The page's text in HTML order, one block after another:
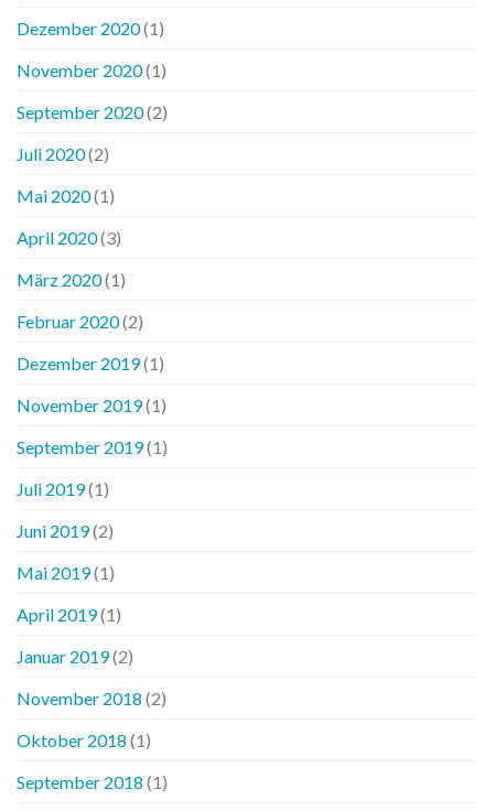
Dezember 2020(1)
November 2020(1)
September 2020(2)
Juli 2020(2)
Mai 2020(1)
April 2020(3)
März 2020(1)
Februar 2020(2)
Dezember 2019(1)
November 2019(1)
September 2019(1)
Juli 2019(1)
Juni 2019(2)
Mai 2019(1)
April 2019(1)
Januar 2019(2)
November 2018 (2)
Oktober 2018 (1)
September 2018 (1)